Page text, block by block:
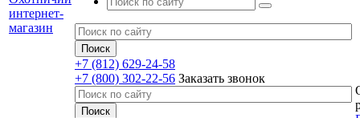
+7 (812) 629-24-58
+7 (800) 302-22-56 Заказать звонок